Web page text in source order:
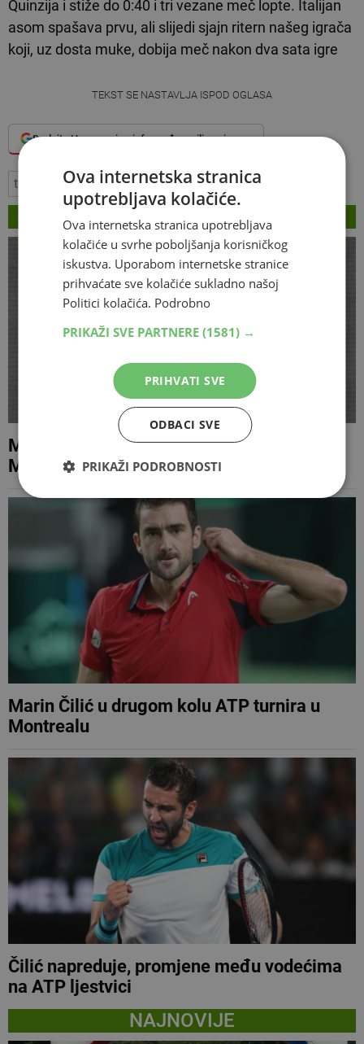
Quinzija i stiže do 0:40 i tri vezane meč lopte. Italijan
asom spašava prvu, ali slijedi sjajn ritern našeg igrača
koji, uz dosta muke, dobija meč nakon dva sata igre
TEKST SE NASTAVLJA ISPOD OGLASA
Dodajte Hercegovina.info među omiljene izvore
tenis Tomislav Brkić
VEZANI ČLANCI
Marin Čilić poražen na ATP turniru u
Montrealu
Marin Čilić u drugom kolu ATP turnira u
Montrealu
Čilić napreduje, promjene među vodećima
na ATP ljestvici
NAJNOVIJE
Ova internetska stranica
upotrebljava kolačiće.
Ova internetska stranica upotrebljava
kolačiće u svrhe poboljšanja korisničkog
iskustva. Uporabom internetske stranice
prihvaćate sve kolačiće sukladno našoj
Politici kolačića. Podrobno
PRIKAŽI SVE PARTNERE (1581) →
PRIHVATI SVE
ODBACI SVE
PRIKAŽI PODROBNOSTI